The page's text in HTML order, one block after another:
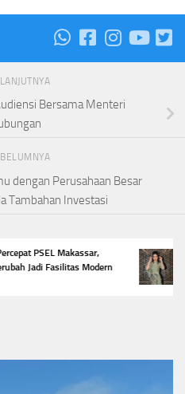
Bersama Menteri
dengan Perusahaan Besar
Tambahan Investasi
PSEL Makassar,
Jadi Fasilitas Modern
5